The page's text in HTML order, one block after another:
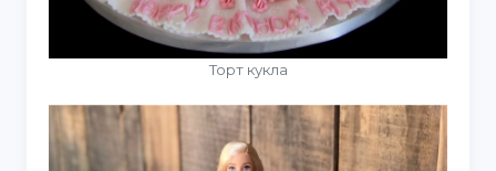
Торт кукла